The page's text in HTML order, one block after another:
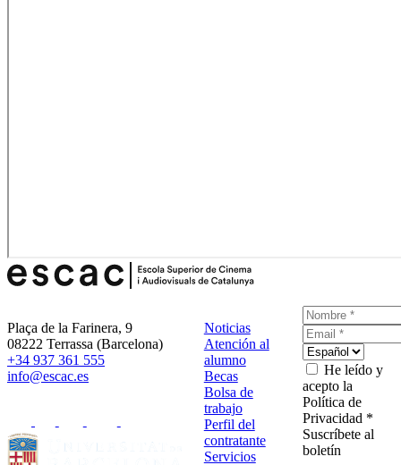
Plaça de la Farinera, 9
08222 Terrassa (Barcelona)
+34 937 361 555
info@escac.es
Noticias
Atención al
alumno
Becas
Bolsa de
trabajo
Perfil del
contratante
Servicios
He leído y
acepto la
Política de
Privacidad *
Suscríbete al
boletín